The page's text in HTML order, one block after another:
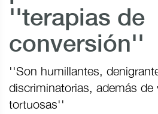
''terapias de
conversión''
''Son humillantes,
discriminatorias, además de
tortuosas''